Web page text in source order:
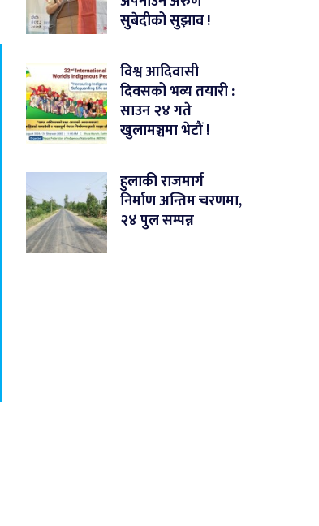
सुबेदीको सुझाव !
विश्व आदिवासी
दिवसको भव्य तयारी :
साउन २४ गते
खुलामञ्चमा भेटौं !
हुलाकी राजमार्ग
निर्माण अन्तिम चरणमा,
२४ पुल सम्पन्न